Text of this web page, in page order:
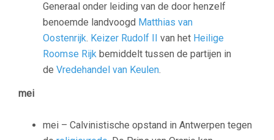
Generaal onder leiding van de door henzelf
benoemde landvoogd Matthias van
Oostenrijk. Keizer Rudolf II van het Heilige
Roomse Rijk bemiddelt tussen de partijen in
de Vredehandel van Keulen.
mei
mei – Calvinistische opstand in Antwerpen tegen